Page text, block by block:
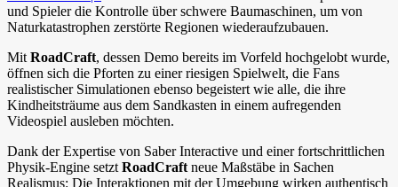
und Spieler die Kontrolle über schwere Baumaschinen, um von
Naturkatastrophen zerstörte Regionen wiederaufzubauen.
MitRoadCraft, dessen Demo bereits im Vorfeld hochgelobt wurde,
öffnen sich die Pforten zu einer riesigen Spielwelt, die Fans
realistischer Simulationen ebenso begeistert wie alle, die ihre
Kindheitsträume aus dem Sandkasten in einem aufregenden
Videospiel ausleben möchten.
Dank der Expertise von Saber Interactive und einer fortschrittlichen
Physik-Engine setztRoadCraftneue Maßstäbe in Sachen
Realismus: Die Interaktionen mit der Umgebung wirken authentisch